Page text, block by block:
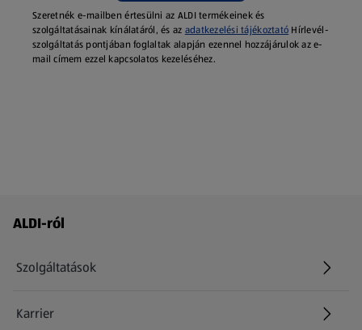
Szeretnék e-mailben értesülni az ALDI termékeinek és
szolgáltatásainak kínálatáról, és az adatkezelési tájékoztató Hírlevél-
szolgáltatás pontjában foglaltak alapján ezennel hozzájárulok az e-
mail címem ezzel kapcsolatos kezeléséhez.
Láblécmenü - további linkek
ALDI-ról
Szolgáltatások
Karrier
(új oldalon nyílik meg)